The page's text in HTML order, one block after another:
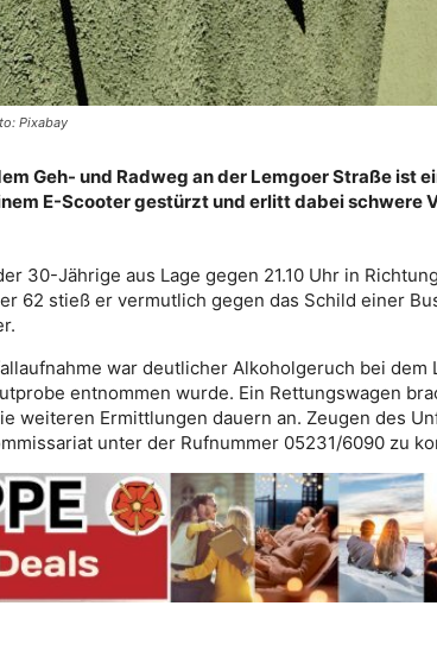
Pixabay
Geh- und Radweg an der Lemgoer Straße ist
E-Scooter gestürzt und erlitt dabei schwere
30-Jährige aus Lage gegen 21.10 Uhr in
62 stieß er vermutlich gegen das Schild einer
war deutlicher Alkoholgeruch bei dem
entnommen wurde. Ein Rettungswagen
weiteren Ermittlungen dauern an. Zeugen des
unter der Rufnummer 05231/6090 zu